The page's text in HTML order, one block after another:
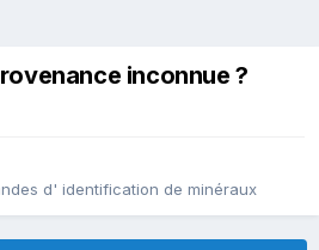
inconnue ?
d' identification de minéraux